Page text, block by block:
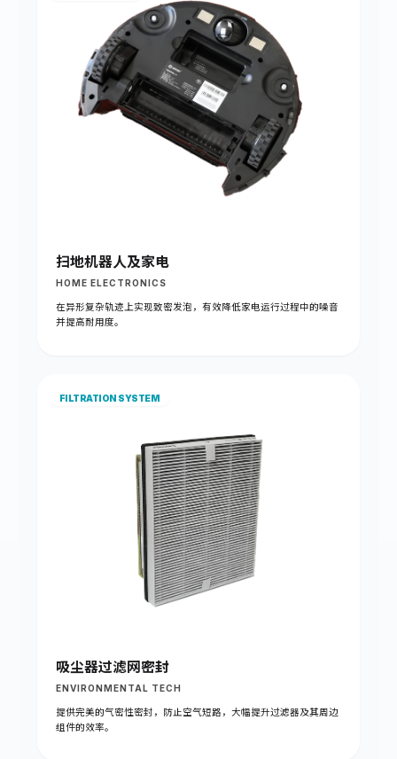
扫地机器人及家电
HOME ELECTRONICS
在异形复杂轨迹上实现致密发泡，有效降低家电运行过程中的噪音
并提高耐用度。
FILTRATION SYSTEM
吸尘器过滤网密封
ENVIRONMENTAL TECH
提供完美的气密性密封，防止空气短路，大幅提升过滤器及其周边
组件的效率。